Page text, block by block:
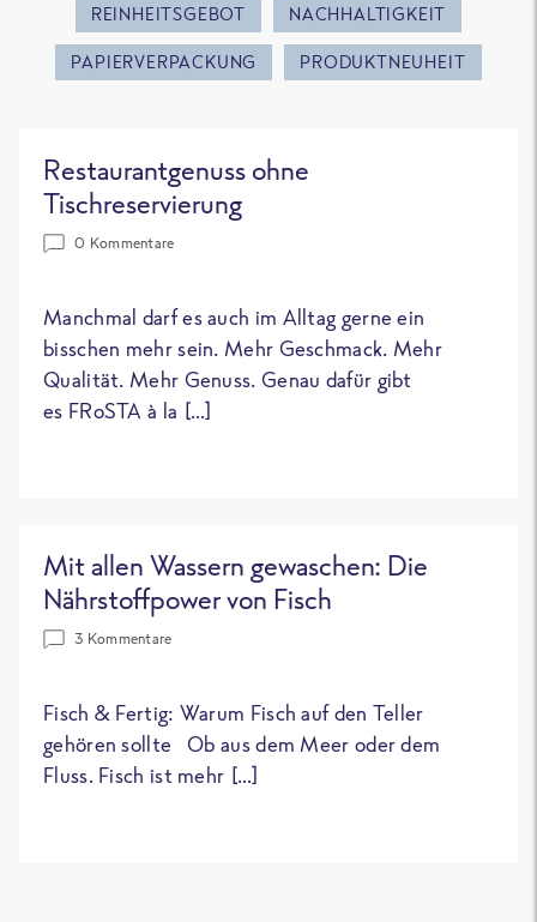
REINHEITSGEBOT NACHHALTIGKEIT
PAPIERVERPACKUNG PRODUKTNEUHEIT
Restaurantgenuss ohne
Tischreservierung
0 Kommentare
Manchmal darf es auch im Alltag gerne ein
bisschen mehr sein. Mehr Geschmack. Mehr
Qualität. Mehr Genuss. Genau dafür gibt
es FRoSTA à la […]
Mit allen Wassern gewaschen: Die
Nährstoffpower von Fisch
3 Kommentare
Fisch & Fertig: Warum Fisch auf den Teller
gehören sollte Ob aus dem Meer oder dem
Fluss. Fisch ist mehr […]